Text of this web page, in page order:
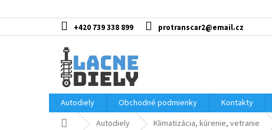
na
+420 739 338 899 protranscar2@email.cz
Autodiely Obchodné podmienky Kontakty
DomovAutodiely Klimatizácia, kúrenie, vetranie